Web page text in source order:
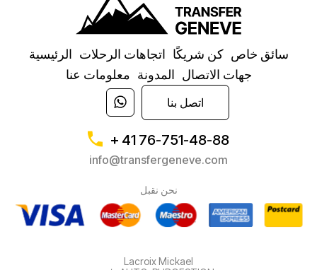
الرئيسية اتجاهات الرحلات كن شريكًا سائق خاص
معلومات عنا المدونة جهات الاتصال
اتصل بنا
+ 41 76-751-48-88
info@transfergeneve.com
نحن نقبل
Lacroix Mickael